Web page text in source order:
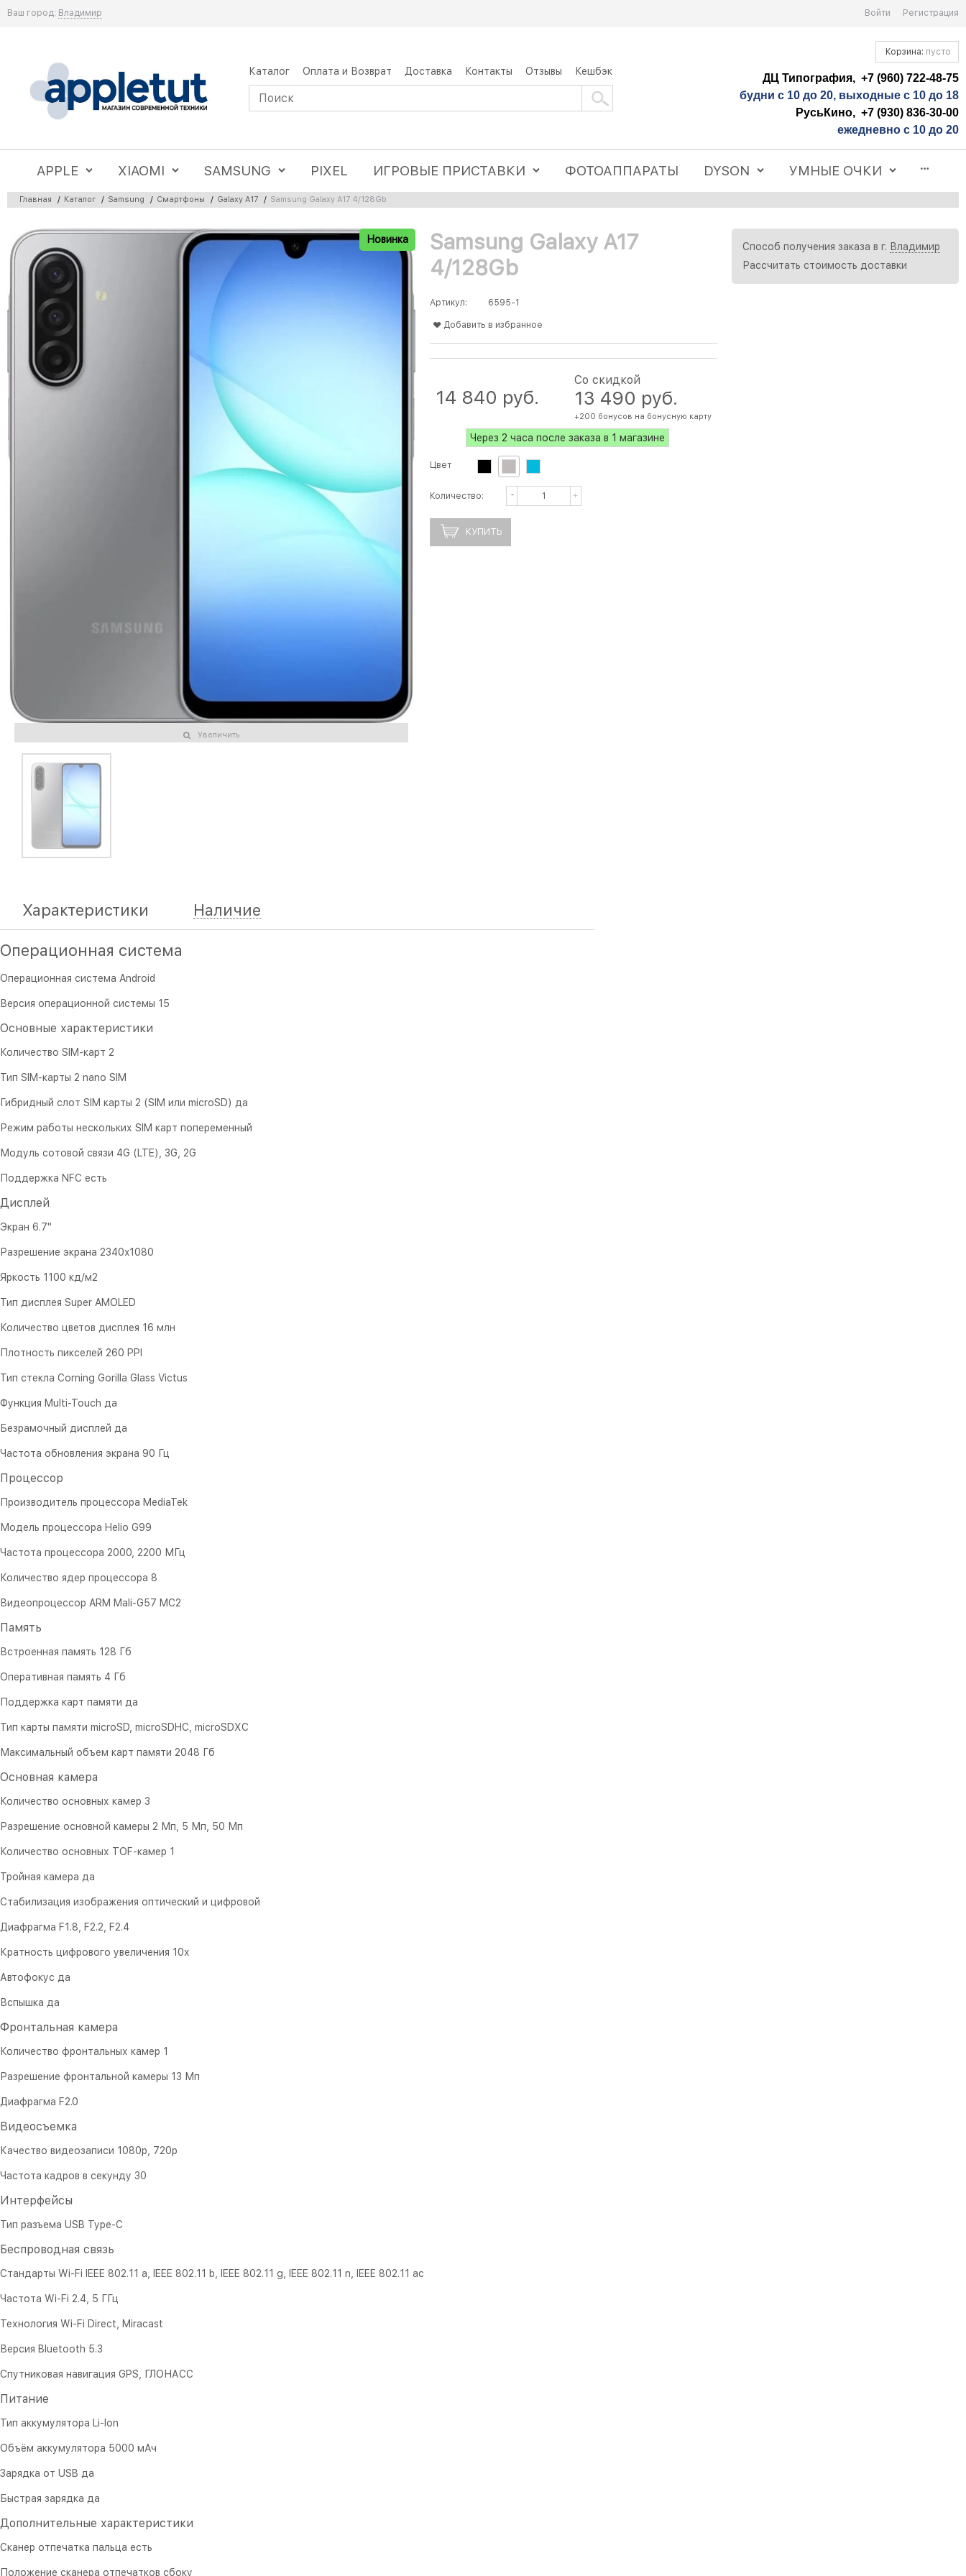
Ваш город: Владимир Войти Регистрация
Каталог Оплата и Возврат Доставка Контакты Отзывы Кешбэк
Корзина: пусто
ДЦ Типография, +7 (960) 722-48-75
будни с 10 до 20, выходные с 10 до 18
РусьКино, +7 (930) 836-30-00
ежедневно с 10 до 20
APPLE XIAOMI SAMSUNG PIXEL ИГРОВЫЕ ПРИСТАВКИ ФОТОАППАРАТЫ DYSON УМНЫЕ ОЧКИ
Главная / Каталог / Samsung / Смартфоны / Galaxy A17 / Samsung Galaxy A17 4/128Gb
Новинка
Увеличить
Samsung Galaxy A17
4/128Gb
Артикул: 6595-1
Добавить в избранное
13 490 руб.
+200 бонусов на бонусную карту
Со скидкой
14 840 руб.
Через 2 часа после заказа в 1 магазине
Цвет
Количество:
КУПИТЬ
Способ получения заказа в г. Владимир
Рассчитать стоимость доставки
Характеристики Наличие
Операционная система
Операционная система Android
Версия операционной системы 15
Основные характеристики
Количество SIM-карт 2
Тип SIM-карты 2 nano SIM
Гибридный слот SIM карты 2 (SIM или microSD) да
Режим работы нескольких SIM карт попеременный
Модуль сотовой связи 4G (LTE), 3G, 2G
Поддержка NFC есть
Дисплей
Экран 6.7"
Разрешение экрана 2340x1080
Яркость 1100 кд/м2
Тип дисплея Super AMOLED
Количество цветов дисплея 16 млн
Плотность пикселей 260 PPI
Тип стекла Corning Gorilla Glass Victus
Функция Multi-Touch да
Безрамочный дисплей да
Частота обновления экрана 90 Гц
Процессор
Производитель процессора MediaTek
Модель процессора Helio G99
Частота процессора 2000, 2200 МГц
Количество ядер процессора 8
Видеопроцессор ARM Mali-G57 MC2
Память
Встроенная память 128 Гб
Оперативная память 4 Гб
Поддержка карт памяти да
Тип карты памяти microSD, microSDHC, microSDXC
Максимальный объем карт памяти 2048 Гб
Основная камера
Количество основных камер 3
Разрешение основной камеры 2 Мп, 5 Мп, 50 Мп
Количество основных TOF-камер 1
Тройная камера да
Стабилизация изображения оптический и цифровой
Диафрагма F1.8, F2.2, F2.4
Кратность цифрового увеличения 10х
Автофокус да
Вспышка да
Фронтальная камера
Количество фронтальных камер 1
Разрешение фронтальной камеры 13 Мп
Диафрагма F2.0
Видеосъемка
Качество видеозаписи 1080р, 720p
Частота кадров в секунду 30
Интерфейсы
Тип разъема USB Type-C
Беспроводная связь
Стандарты Wi-Fi IEEE 802.11 a, IEEE 802.11 b, IEEE 802.11 g, IEEE 802.11 n, IEEE 802.11 ac
Частота Wi-Fi 2.4, 5 ГГц
Технология Wi-Fi Direct, Miracast
Версия Bluetooth 5.3
Спутниковая навигация GPS, ГЛОНАСС
Питание
Тип аккумулятора Li-Ion
Объём аккумулятора 5000 мАч
Зарядка от USB да
Быстрая зарядка да
Дополнительные характеристики
Сканер отпечатка пальца есть
Положение сканера отпечатков сбоку